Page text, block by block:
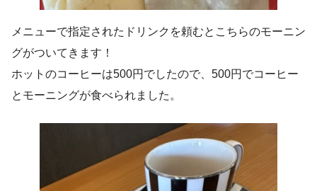
メニューで指定されたドリンクを頼むとこちらのモーニン
グがついてきます！
ホットのコーヒーは500円でしたので、500円でコーヒー
とモーニングが食べられました。